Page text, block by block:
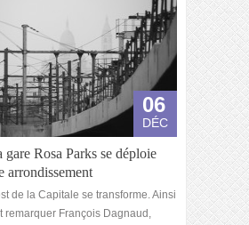
06
DÉC
Rosa Parks se déploie
arrondissement
de la Capitale se transforme. Ainsi
remarquer François Dagnaud,